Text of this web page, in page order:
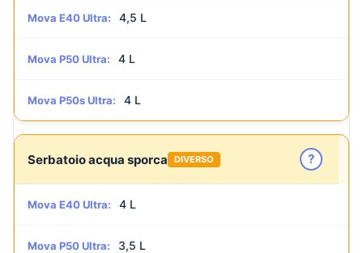
Mova E40 Ultra: 4,5 L
Mova P50 Ultra: 4 L
Mova P50s Ultra: 4 L
Serbatoio acqua sporca DIVERSO ?
Mova E40 Ultra: 4 L
Mova P50 Ultra: 3,5 L